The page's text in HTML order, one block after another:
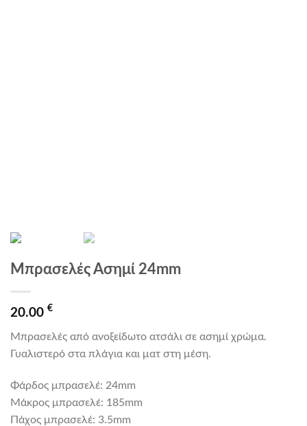
Μπρασελές Ασημί 24mm
20.00 €
Μπρασελές από ανοξείδωτο ατσάλι σε ασημί χρώμα.
Γυαλιστερό στα πλάγια και ματ στη μέση.
Φάρδος μπρασελέ: 24mm
Mάκρος μπρασελέ: 185mm
Πάχος μπρασελέ: 3.5mm